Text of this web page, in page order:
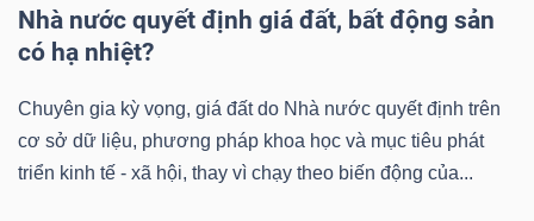
Nhà nước quyết định giá đất, bất động sản
có hạ nhiệt?
Chuyên gia kỳ vọng, giá đất do Nhà nước quyết định trên
cơ sở dữ liệu, phương pháp khoa học và mục tiêu phát
triển kinh tế - xã hội, thay vì chạy theo biến động của...
THIẾT
YẾU